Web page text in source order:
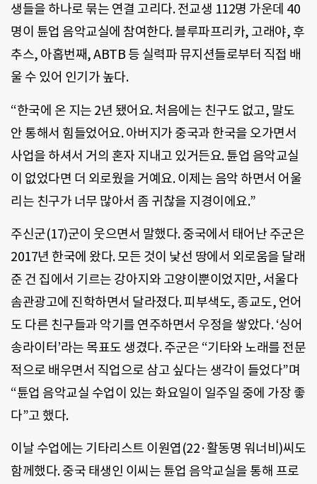
생들을 하나로 묶는 연결 고리다. 전교생 112명 가운데 40
명이 튠업 음악교실에 참여한다. 블루파프리카, 고래야, 후
추스, 아홉번째, ABTB 등 실력파 뮤지션들로부터 직접 배
울 수 있어 인기가 높다.
“한국에 온 지는 2년 됐어요. 처음에는 친구도 없고, 말도
안 통해서 힘들었어요. 아버지가 중국과 한국을 오가면서
사업을 하셔서 거의 혼자 지내고 있거든요. 튠업 음악교실
이 없었다면 더 외로웠을 거예요. 이제는 음악 하면서 어울
리는 친구가 너무 많아서 좀 귀찮을 지경이에요.”
주신군(17)군이 웃으면서 말했다. 중국에서 태어난 주군은
2017년 한국에 왔다. 모든 것이 낯선 땅에서 외로움을 달래
준 건 집에서 기르는 강아지와 고양이뿐이었지만, 서울다
솜관광고에 진학하면서 달라졌다. 피부색도, 종교도, 언어
도 다른 친구들과 악기를 연주하면서 우정을 쌓았다. ‘싱어
송라이터’라는 목표도 생겼다. 주군은 “기타와 노래를 전문
적으로 배우면서 직업으로 삼고 싶다는 생각이 들었다”며
“튠업 음악교실 수업이 있는 화요일이 일주일 중에 가장 좋
다”고 했다.
이날 수업에는 기타리스트 이원엽(22·활동명 워너비)씨도
함께했다. 중국 태생인 이씨는 튠업 음악교실을 통해 프로